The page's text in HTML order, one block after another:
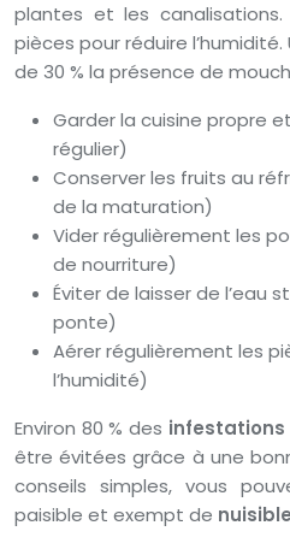
plantes et les
pièces pour réduire
de 30 % la présence de
Garder la cuisine propre
régulier)
Conserver les fruits au
de la maturation)
Vider régulièrement les
de nourriture)
Éviter de laisser de l’eau
ponte)
Aérer régulièrement les
l’humidité)
Environ 80 % des
être évitées grâce à une
conseils simples, vous
paisible et exempt de